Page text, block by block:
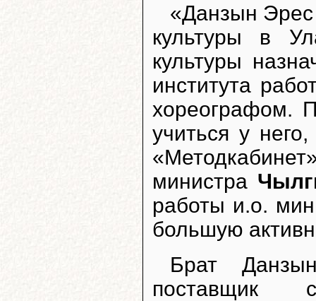
«Данзын Эрес
культуры в
культуры
института
хореографом.
учиться у
министра
работы и.о.
большую
Брат
поставщик